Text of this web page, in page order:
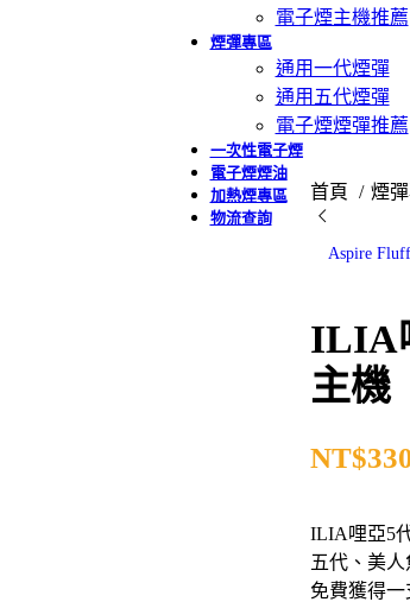
電子煙主機推薦
煙彈專區
通用一代煙彈
通用五代煙彈
電子煙煙彈推薦
一次性電子煙
電子煙煙油
加熱煙專區
物流查詢
首頁 煙
Aspire
ILIA
主機
NT$
ILIA哩亞5
五代、美
免費獲得